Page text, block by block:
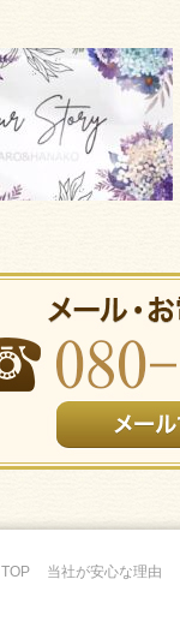
TOP 当社が安心な理由